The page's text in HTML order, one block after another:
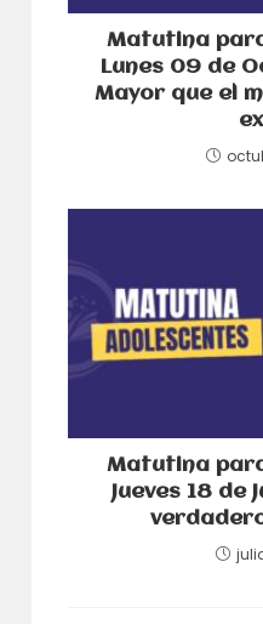
Matutina
Lunes 09 de
Mayor que el
Matutina
Jueves 18 de